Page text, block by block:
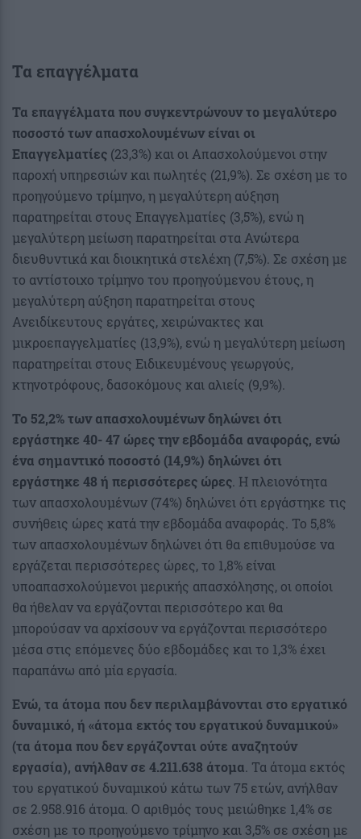
Τα επαγγέλματα
Τα επαγγέλματα που συγκεντρώνουν το μεγαλύτερο
ποσοστό των απασχολουμένων είναι οι
Επαγγελματίες (23,3%) και οι Απασχολούμενοι στην
παροχή υπηρεσιών και πωλητές (21,9%). Σε σχέση με το
προηγούμενο τρίμηνο, η μεγαλύτερη αύξηση
παρατηρείται στους Επαγγελματίες (3,5%), ενώ η
μεγαλύτερη μείωση παρατηρείται στα Ανώτερα
διευθυντικά και διοικητικά στελέχη (7,5%). Σε σχέση με
το αντίστοιχο τρίμηνο του προηγούμενου έτους, η
μεγαλύτερη αύξηση παρατηρείται στους
Ανειδίκευτους εργάτες, χειρώνακτες και
μικροεπαγγελματίες (13,9%), ενώ η μεγαλύτερη μείωση
παρατηρείται στους Ειδικευμένους γεωργούς,
κτηνοτρόφους, δασοκόμους και αλιείς (9,9%).
Το 52,2% των απασχολουμένων δηλώνει ότι
εργάστηκε 40- 47 ώρες την εβδομάδα αναφοράς, ενώ
ένα σημαντικό ποσοστό (14,9%) δηλώνει ότι
εργάστηκε 48 ή περισσότερες ώρες. Η πλειονότητα
των απασχολουμένων (74%) δηλώνει ότι εργάστηκε τις
συνήθεις ώρες κατά την εβδομάδα αναφοράς. Το 5,8%
των απασχολουμένων δηλώνει ότι θα επιθυμούσε να
εργάζεται περισσότερες ώρες, το 1,8% είναι
υποαπασχολούμενοι μερικής απασχόλησης, οι οποίοι
θα ήθελαν να εργάζονται περισσότερο και θα
μπορούσαν να αρχίσουν να εργάζονται περισσότερο
μέσα στις επόμενες δύο εβδομάδες και το 1,3% έχει
παραπάνω από μία εργασία.
Ενώ, τα άτομα που δεν περιλαμβάνονται στο εργατικό
δυναμικό, ή «άτομα εκτός του εργατικού δυναμικού»
(τα άτομα που δεν εργάζονται ούτε αναζητούν
εργασία), ανήλθαν σε 4.211.638 άτομα. Τα άτομα εκτός
του εργατικού δυναμικού κάτω των 75 ετών, ανήλθαν
σε 2.958.916 άτομα. Ο αριθμός τους μειώθηκε 1,4% σε
σχέση με το προηγούμενο τρίμηνο και 3,5% σε σχέση με